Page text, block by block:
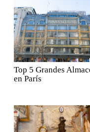
Top 5 Grandes Almacenes
en París